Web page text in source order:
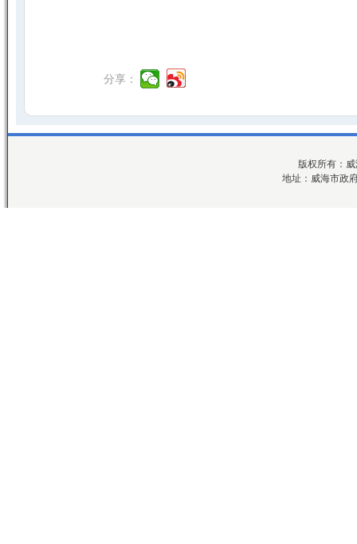
分享：
版权所有：
地址：威海市政